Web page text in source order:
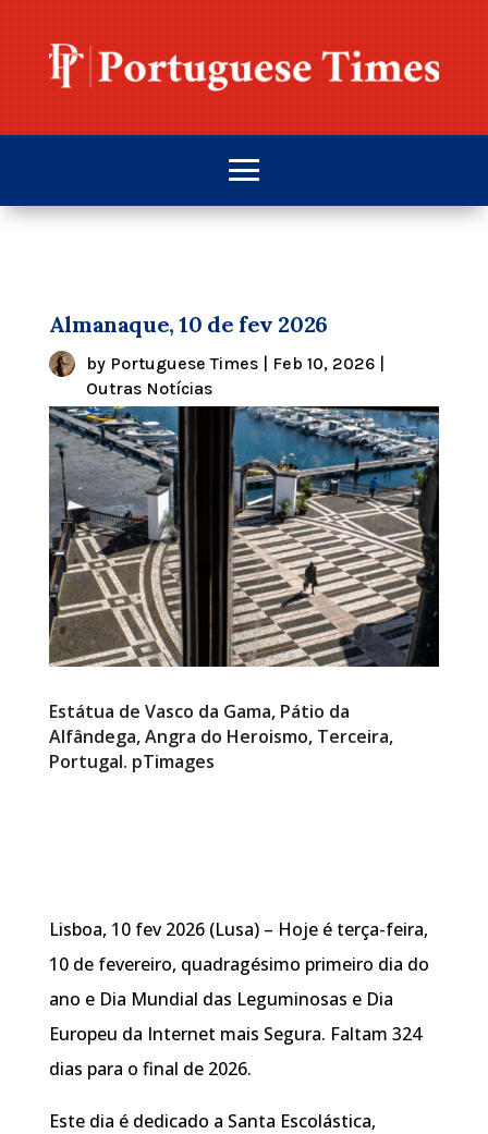
Almanaque, 10 de fev 2026
by Portuguese Times| Feb 10, 2026|
Outras Notícias
Estátua de Vasco da Gama, Pátio da
Alfândega, Angra do Heroismo, Terceira,
Portugal. pTimages
Lisboa, 10 fev 2026 (Lusa) – Hoje é terça-feira,
10 de fevereiro, quadragésimo primeiro dia do
ano e Dia Mundial das Leguminosas e Dia
Europeu da Internet mais Segura. Faltam 324
dias para o final de 2026.
Este dia é dedicado a Santa Escolástica,